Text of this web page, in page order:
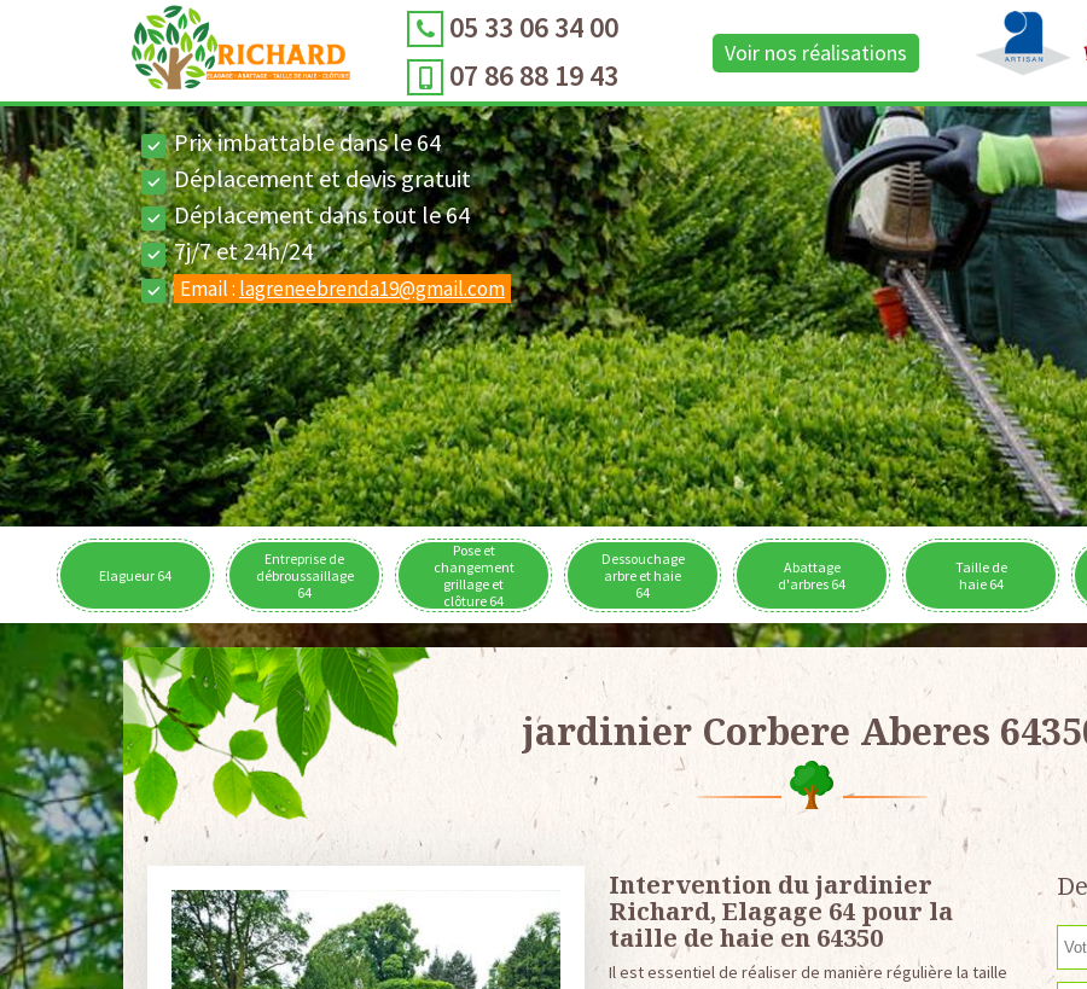
05 33 06 34 00
07 86 88 19 43
Voir nos réalisations
Prix imbattable dans le 64
Déplacement et devis gratuit
Déplacement dans tout le 64
7j/7 et 24h/24
Email : lagreneebrenda19@gmail.com
Elagueur 64
Entreprise de
débroussaillage
64
Pose et
changement
grillage et
clôture 64
Dessouchage
arbre et haie
64
Abattage
d'arbres 64
Taille de
haie 64
jardinier Corbere Aberes
Intervention du jardinier
Richard, Elagage 64 pour la
taille de haie en 64350
Il est essentiel de réaliser de manière régulière la taille